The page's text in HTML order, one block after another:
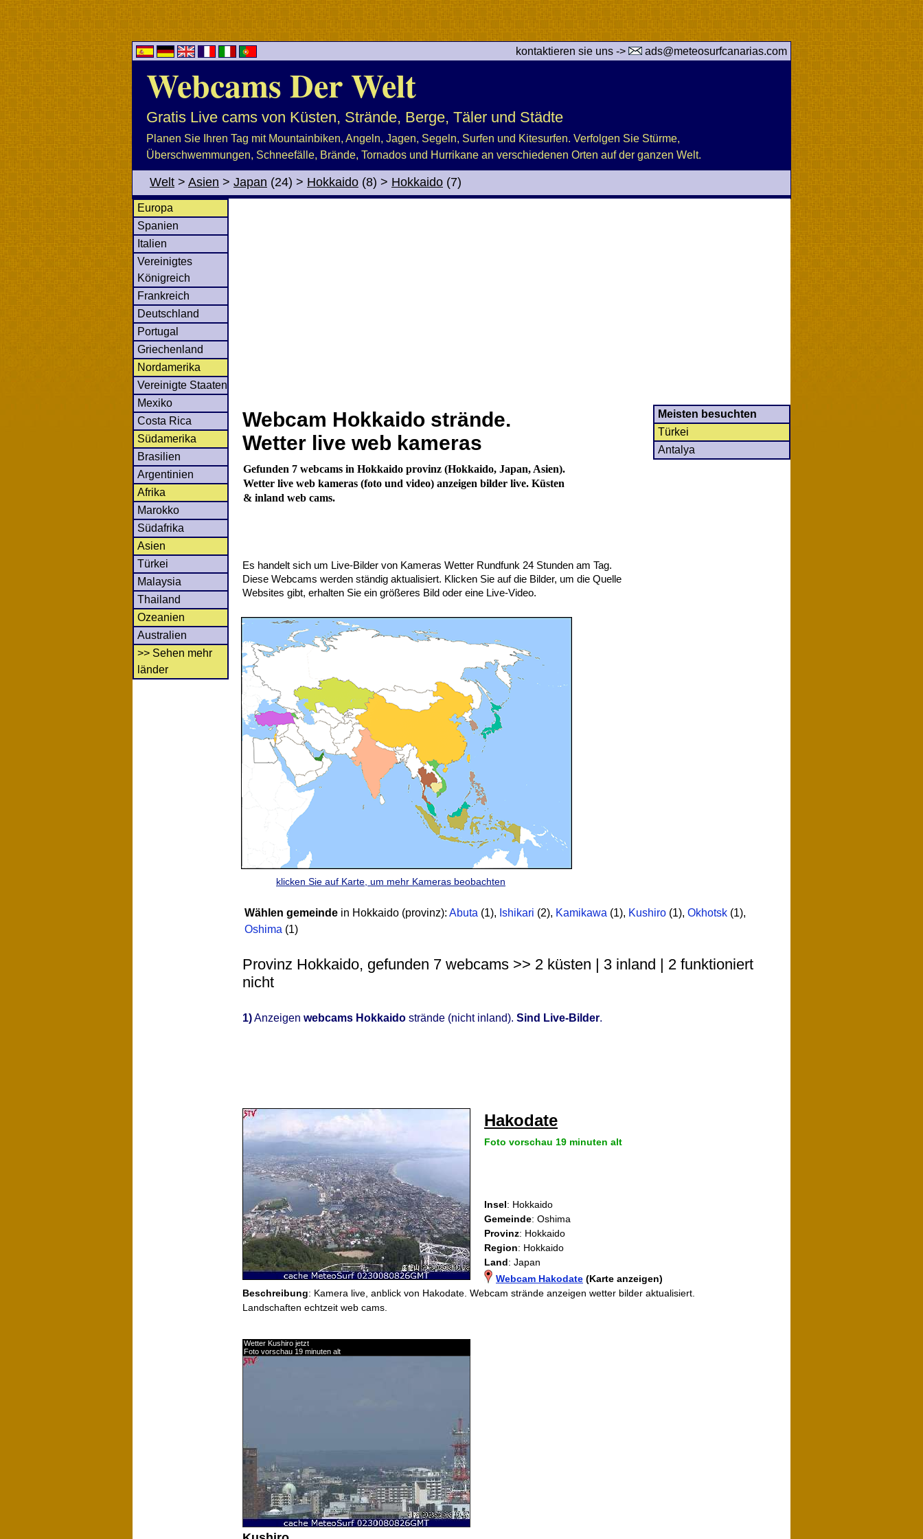
kontaktieren sie uns -> ads@meteosurfcanarias.com
Webcams Der Welt
Gratis Live cams von Küsten, Strände, Berge, Täler und Städte
Planen Sie Ihren Tag mit Mountainbiken, Angeln, Jagen, Segeln, Surfen und Kitesurfen. Verfolgen Sie Stürme,
Überschwemmungen, Schneefälle, Brände, Tornados und Hurrikane an verschiedenen Orten auf der ganzen Welt.
Welt > Asien > Japan (24) > Hokkaido (8) > Hokkaido (7)
Europa
Spanien
Italien
Vereinigtes
Königreich
Frankreich
Deutschland
Portugal
Griechenland
Nordamerika
Vereinigte Staaten
Mexiko
Costa Rica
Südamerika
Brasilien
Argentinien
Afrika
Marokko
Südafrika
Asien
Türkei
Malaysia
Thailand
Ozeanien
Australien
>> Sehen mehr
länder
Webcam Hokkaido strände.
Wetter live web kameras
Gefunden 7 webcams in Hokkaido provinz (Hokkaido, Japan, Asien).
Wetter live web kameras (foto und video) anzeigen bilder live. Küsten
& inland web cams.
Es handelt sich um Live-Bilder von Kameras Wetter Rundfunk 24 Stunden am Tag.
Diese Webcams werden ständig aktualisiert. Klicken Sie auf die Bilder, um die Quelle
Websites gibt, erhalten Sie ein größeres Bild oder eine Live-Video.
klicken Sie auf Karte, um mehr Kameras beobachten
Meisten besuchten
Türkei
Antalya
Wählen gemeinde in Hokkaido (provinz): Abuta (1), Ishikari (2), Kamikawa (1), Kushiro (1), Okhotsk (1),
Oshima (1)
Provinz Hokkaido, gefunden 7 webcams >> 2 küsten | 3 inland | 2 funktioniert
nicht
1)Anzeigen webcams Hokkaido strände (nicht inland). Sind Live-Bilder.
Hakodate
Foto vorschau 19 minuten alt
Insel: Hokkaido
Gemeinde: Oshima
Provinz: Hokkaido
Region: Hokkaido
Land: Japan
Webcam Hakodate (Karte anzeigen)
Beschreibung: Kamera live, anblick von Hakodate. Webcam strände anzeigen wetter bilder aktualisiert.
Landschaften echtzeit web cams.
Wetter Kushiro jetzt
Foto vorschau 19 minuten alt